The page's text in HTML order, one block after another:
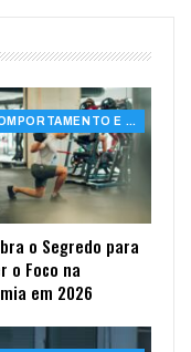
COMPORTAMENTO E SAÚDE
o Segredo para
o Foco na
em 2026